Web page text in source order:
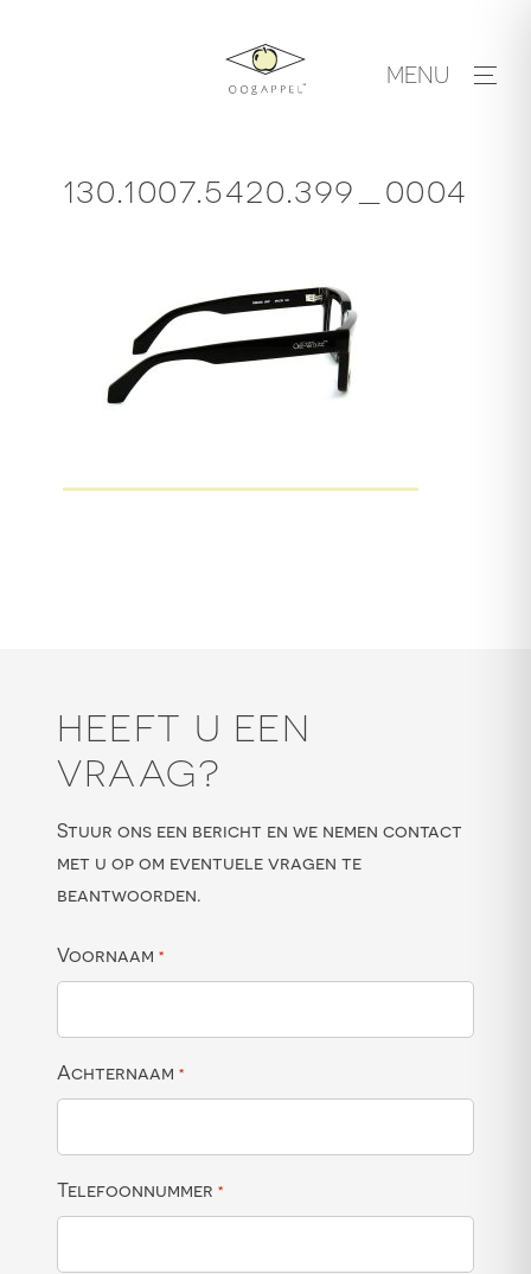
MENU
130.1007.5420.399_0004
HEEFT U EEN
VRAAG?
Stuur ons een bericht en we nemen contact
met u op om eventuele vragen te
beantwoorden.
Voornaam *
Achternaam *
Telefoonnummer *